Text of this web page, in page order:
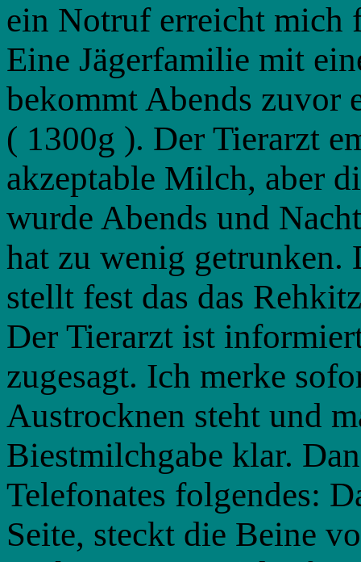
ein Notruf erreicht mich
Eine Jägerfamilie mit
bekommt Abends zuvor
( 1300g ). Der Tierarzt
akzeptable Milch, aber
wurde Abends und
hat zu wenig getrunken.
stellt fest das das
Der Tierarzt ist
zugesagt. Ich merke
Austrocknen steht und
Biestmilchgabe klar.
Telefonates folgendes:
Seite, steckt die Beine